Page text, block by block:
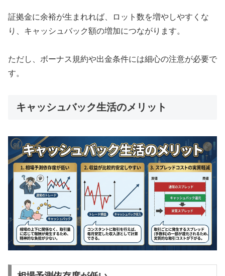
証拠金に余裕が生まれれば、ロット数を増やしやすくな
り、キャッシュバック額の増加につながります。
ただし、ボーナス規約や出金条件には細心の注意が必要で
す。
キャッシュバック生活のメリット